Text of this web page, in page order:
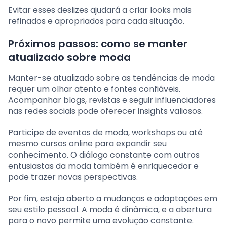
Evitar esses deslizes ajudará a criar looks mais
refinados e apropriados para cada situação.
Próximos passos: como se manter
atualizado sobre moda
Manter-se atualizado sobre as tendências de moda
requer um olhar atento e fontes confiáveis.
Acompanhar blogs, revistas e seguir influenciadores
nas redes sociais pode oferecer insights valiosos.
Participe de eventos de moda, workshops ou até
mesmo cursos online para expandir seu
conhecimento. O diálogo constante com outros
entusiastas da moda também é enriquecedor e
pode trazer novas perspectivas.
Por fim, esteja aberto a mudanças e adaptações em
seu estilo pessoal. A moda é dinâmica, e a abertura
para o novo permite uma evolução constante.